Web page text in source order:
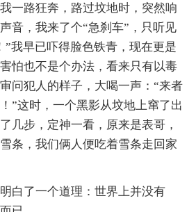
路狂奔，路过坟地时，突然响
音，我来了个“急刹车”，只听见
”我早已吓得脸色铁青，现在更是
怕也不是个办法，看来只有以毒
问犯人的样子，大喝一声：“来者
”这时，一个黑影从坟地上窜了出
几步，定神一看，原来是表哥，
条，我们俩人便吃着雪条走回家
了一个道理：世界上并没有